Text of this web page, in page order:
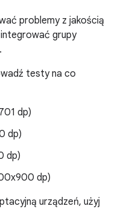
problemy z jakością
grupy
testy na co
dp)
dp)
dp)
dp)
urządzeń, użyj